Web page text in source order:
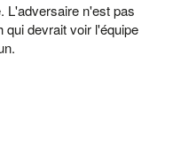
L'adversaire n'est pas
devrait voir l'équipe